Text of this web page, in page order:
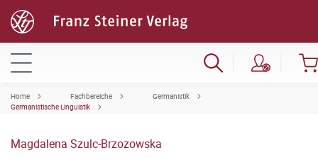
Home Fachbereiche
Germanistik
Germanistische Linguistik
Magdalena Szulc-Brzozowska